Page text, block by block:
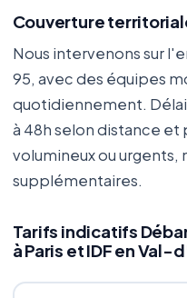
Couverture
Nous intervenons sur
95, avec des équipes
quotidiennement.
à 48h selon distance et
volumineux ou urgents,
supplémentaires.
Tarifs indicatifs
à Paris et IDF en Val-